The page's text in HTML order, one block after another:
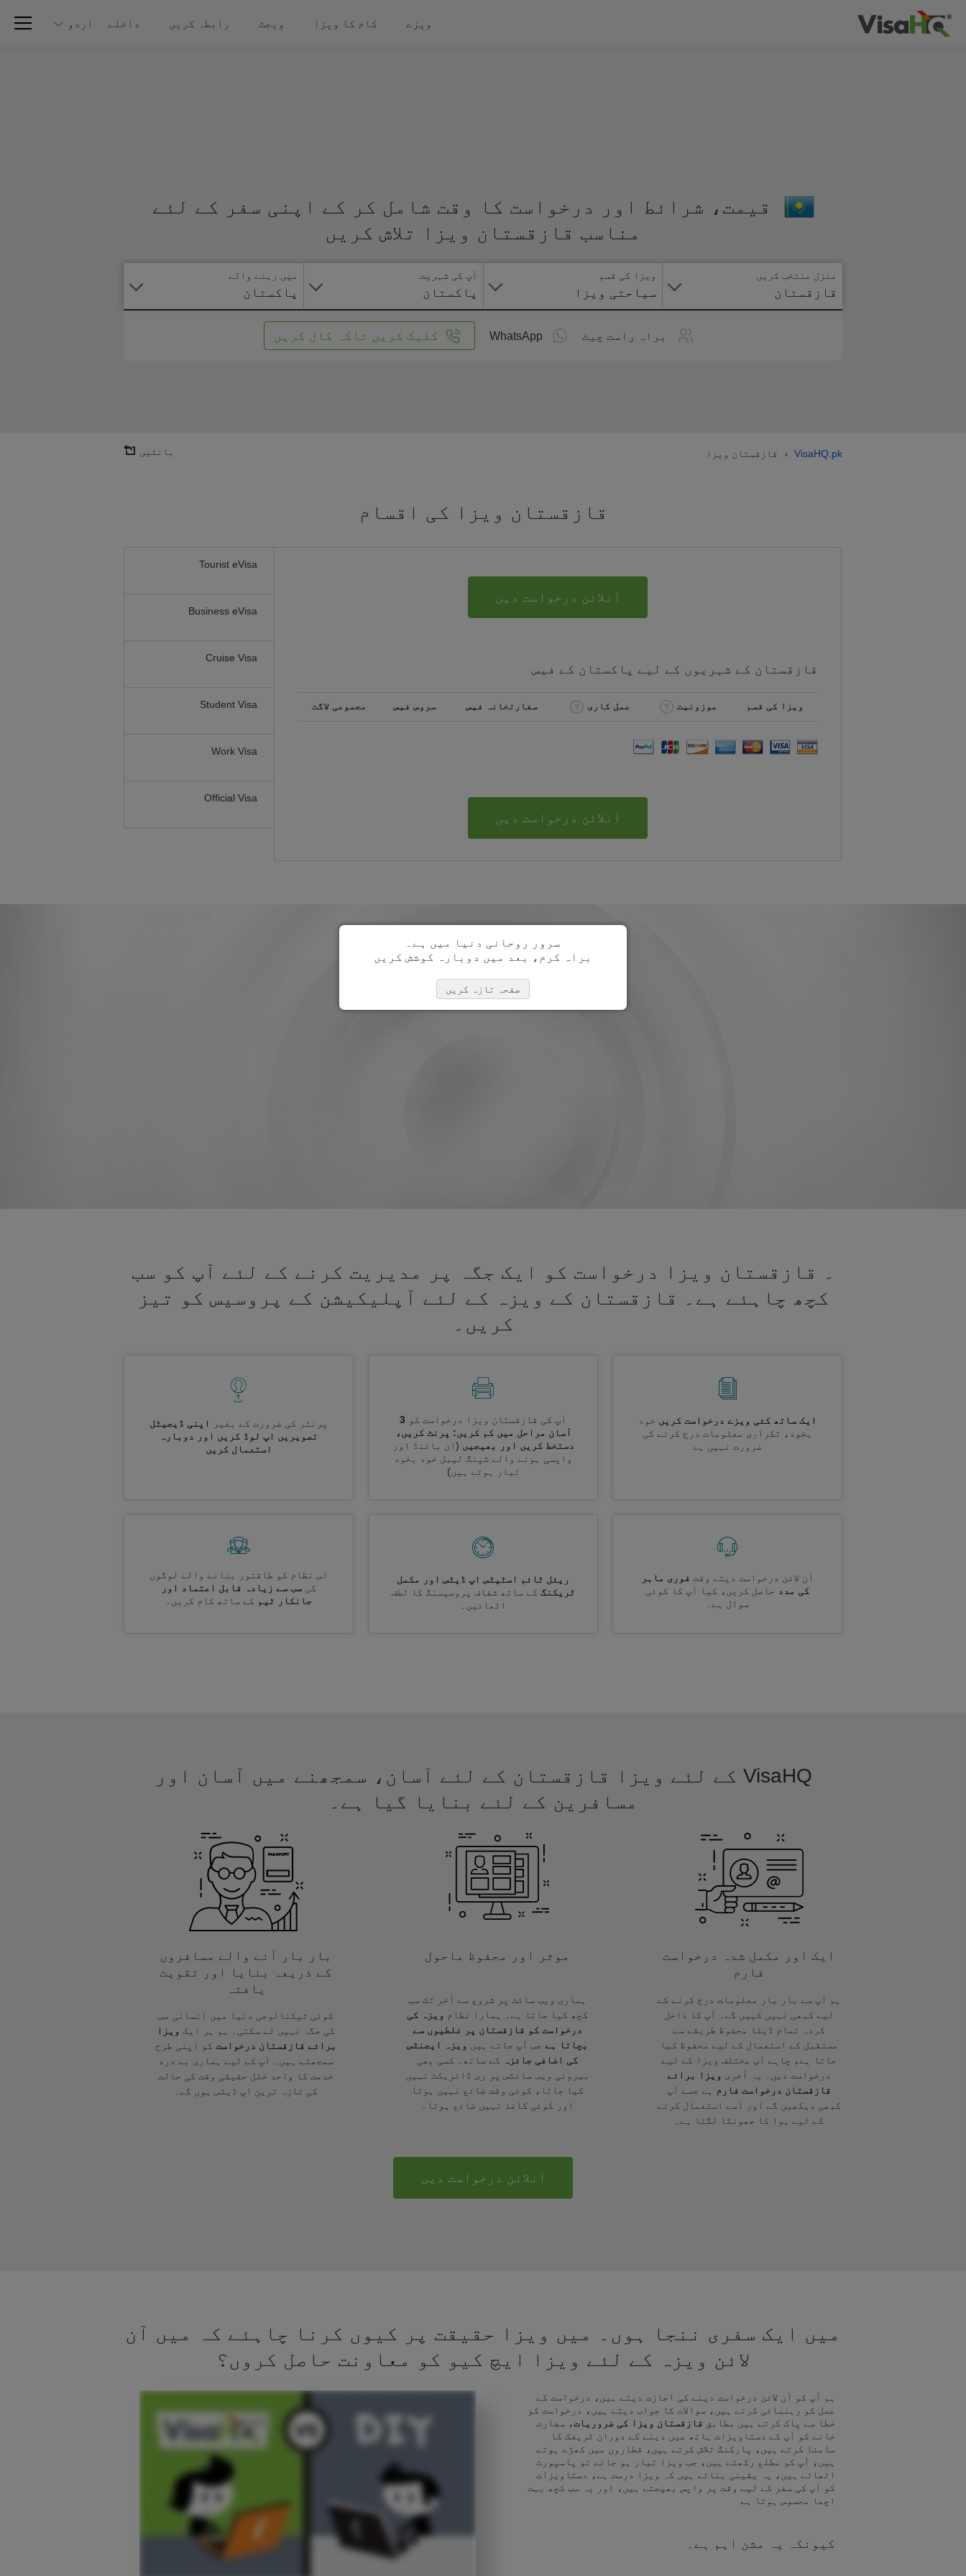
ویزے کام کا ویزا ویجٹ رابطہ کریں داخلے اردو
قیمت، شرائط اور درخواست کا وقت شامل کر کے اپنی سفر کے لئے
مناسب قازقستان ویزا تلاش کریں
منزل منتخب کریں
قازقستان
ویزا کی قسم
سیاحتی ویزا
آپ کی شہریت
پاکستان
میں رہنے والے
پاکستان
براہ راست چیٹ WhatsApp کلیک کریں تاکہ کال کریں
VisaHQ.pk
› قازقستان ویزا بانٹیں
قازقستان ویزا کی اقسام
Tourist eVisa
Business eVisa
Cruise Visa
Student Visa
Work Visa
Official Visa
آنلائن درخواست دیں
قازقستان کے شہریوں کے لیے پاکستان کے فیس
ویزا کی قسم موزونیت عمل کاری سفارتخانہ فیس سروس فیس مجموعی لاگت
آنلائن درخواست دیں
۔ قازقستان ویزا درخواست کو ایک جگہ پر مدیریت کرنے کے لئے آپ کو سب
کچھ چاہئے ہے۔ قازقستان کے ویزہ کے لئے آپلیکیشن کے پروسیس کو تیز
کریں۔
ایک ساتھ کئی ویزے درخواست کریں خود
بخود، تکراری معلومات درج کرنے کی
ضرورت نہیں ہے
آپ کی قازقستان ویزا درخواست کو 3
آسان مراحل میں کم کریں: پرنٹ کریں،
دستخط کریں اور بھیجیں (ان بائنڈ اور
واپسی ہونے والے شپنگ لیبل خود بخود
تیار ہوتے ہیں)
پرنٹر کی ضرورت کے بغیر
اپنی ڈیجیٹل
تصویریں اپ لوڈ کریں اور دوبارہ
استعمال کریں
آن لائن درخواست دیتے وقت فوری ماہر
کی مدد حاصل کریں، کیا آپ کا کوئی
سوال ہے۔
ریئل ٹائم اسٹیٹس اپ ڈیٹس اور مکمل
ٹریکنگ کے ساتھ شفاف پروسیسنگ کا لطف
اٹھائیں۔
اس نظام کو طاقتور بنانے والے لوگوں
کی سب سے زیادہ قابل اعتماد اور
جانکار ٹیم کے ساتھ کام کریں۔
VisaHQ کے لئے ویزا قازقستان کے لئے آسان، سمجھنے میں آسان اور
مسافرین کے لئے بنایا گیا ہے۔
ایک اور مکمل شدہ درخواست
فارم
ہم آپ سے بار بار معلومات درج کرنے کے
لیے کبھی نہیں کہیں گے۔ آپ کا داخل
کردہ تمام ڈیٹا محفوظ طریقے سے
مستقبل کے استعمال کے لیے محفوظ کیا
جاتا ہے، چاہے آپ مختلف ویزا کے لیے
درخواست دیں۔ یہ آخری ویزا برائے
قازقستان درخواست فارم
ہے جسے آپ
کبھی دیکھیں گے اور اسے استعمال کرنے
کے لیے ہوا کا جھونکا لگتا ہے۔
موثر اور محفوظ ماحول
ہماری ویب سائٹ پر شروع سے آخر تک سب
کچھ کیا جاتا ہے۔ ہمارا نظام ویزہ کی
درخواست کو قازقستان پر غلطیوں سے
بچاتا ہے جب آپ جاتے ہیں
ویزہ ایجنٹس
کی اضافی جائزہ
کے ساتھ۔ کسی بھی
بیرونی ویب سائٹس پر ری ڈائریکٹ نہیں
کیا جاتا، کوئی وقت ضائع نہیں ہوتا
اور کوئی کاغذ نہیں ضائع ہوتا۔
بار بار آنے والے مسافروں
کے ذریعہ بنایا اور تقویت
یافتہ
کوئی ٹیکنالوجی دنیا میں انسانی مس
کی جگہ نہیں لے سکتی۔ ہم ہر ایک ویزا
برائے قازقستان درخواست کو اپنی طرح
سمجھتے ہیں۔ آپ کے لیے ہماری بے درد
خدمت کا واحد خلل حقیقی وقت کی حالت
کی تازہ ترین اپ ڈیٹس ہوں گے۔
آنلائن درخواست دیں
میں ایک سفری ننجا ہوں۔ میں ویزا حقیقت پر کیوں کرنا چاہئے کہ میں آن
لائن ویزہ کے لئے ویزا ایچ کیو کو معاونت حاصل کروں؟
ہم آپ کو آن لائن درخواست دینے کی اجازت دیتے ہیں، درخواست کے
عمل کو رہنمائی کرتے ہیں، سوالات کا جواب دیتے ہیں، درخواست کو
خطا سے پاک کرتے ہیں مطابق قازقستان ویزا کی ضروریات، سفارت
خانے کو آپ کے دستاویزات ہاتھ میں دینے کے دوران ٹریفک کا
سامنا کرتے ہیں، پارکنگ تلاش کرتے ہیں، قطاروں میں کھڑے ہوتے
ہیں، آپ کو مطلع رکھتے ہیں، جب ویزا تیار ہو جائے تو پاسپورٹ
اٹھاتے ہیں، یہ یقینی بناتے ہیں کہ ویزا درست ہے، دستاویزات
کو آپ کی سفر کے لیے وقت پر واپس بھیجتے ہیں، اور یہ سب کچھ بہت
اچھا محسوس ہوتا ہے
کیونکہ یہ مشن اہم ہے۔
سرور روحانی دنیا میں ہے۔
براہ کرم، بعد میں دوبارہ کوشش کریں
صفحہ تازہ کریں